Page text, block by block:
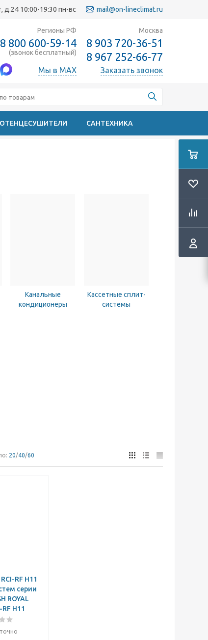
д.24 10:00-19:30 пн-вс mail@on-lineclimat.ru
Регионы РФ
8 800 600-59-14
(звонок бесплатный)
Мы в MAX
Москва
8 903 720-36-51
8 967 252-66-77
Заказать звонок
САНТЕХНИКА
Канальные
кондиционеры
Кассетные сплит-
системы
20/40/60
RF H11
серии
ROYAL
H11